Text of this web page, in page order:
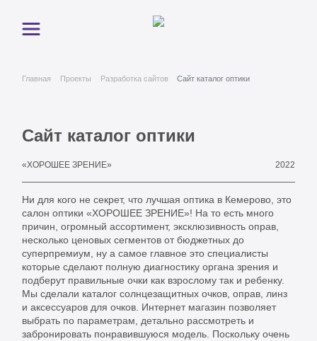
Главная Проекты Разработка сайтов Сайт каталог оптики
Сайт каталог оптики
«ХОРОШЕЕ ЗРЕНИЕ» 2022
Ни для кого не секрет, что лучшая оптика в Кемерово, это
салон оптики «ХОРОШЕЕ ЗРЕНИЕ»! На то есть много
причин, огромный ассортимент, эксклюзивность оправ,
несколько ценовых сегментов от бюджетных до
суперпремиум, ну а самое главное это специалисты
которые сделают полную диагностику органа зрения и
подберут правильные очки как взрослому так и ребенку.
Мы сделали каталог солнцезащитных очков, оправ, линз
и аксессуаров для очков. Интернет магазин позволяет
выбрать по параметрам, детально рассмотреть и
забронировать понравившуюся модель. Поскольку очень